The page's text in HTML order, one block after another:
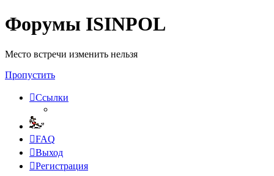
Форумы ISINPOL
Место встречи изменить нельзя
Пропустить
Ссылки
FAQ
Выход
Регистрация